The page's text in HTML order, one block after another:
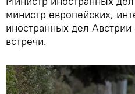
министр европейских,
иностранных дел
встречи.